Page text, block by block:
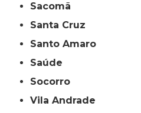
Sacomã
Santa Cruz
Santo Amaro
Saúde
Socorro
Vila Andrade